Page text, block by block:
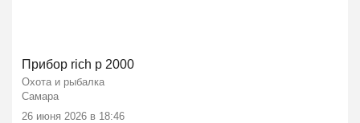
Прибор rich p 2000
Охота и рыбалка
Самара
26 июня 2026 в 18:46